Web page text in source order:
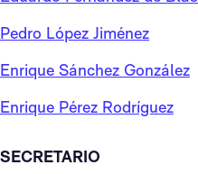
Pedro López Jiménez
Enrique Sánchez González
Enrique Pérez Rodríguez
SECRETARIO